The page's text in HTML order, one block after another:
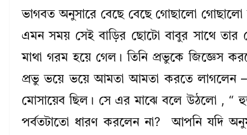
ভাগবত অনুসারে বেছে বেছে গোছালো
এমন সময় সেই বাড়ির ছোটো বাবুর সাথে
মাথা গরম হয়ে গেল। তিনি প্রভুকে জিজ্ঞেস
প্রভু ভয়ে ভয়ে আমতা আমতা করতে লাগলেন
মোসায়েব ছিল। সে এর মাঝে বলে উঠলো , “
পর্বতটাতো ধারণ করলেন না? আপনি যদি